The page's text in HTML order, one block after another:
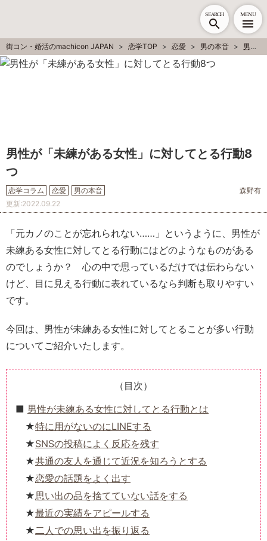
SEARCH MENU
街コン・婚活のmachicon JAPAN 恋学TOP 恋愛 男の本音 男性が「未練がある女性」に対してとる行動8つ
男性が「未練がある女性」に対してとる行動8
つ
恋学コラム 恋愛 男の本音
森野有
更新:2022.09.22
「元カノのことが忘れられない……」というように、男性が
未練ある女性に対してとる行動にはどのようなものがある
のでしょうか？ 心の中で思っているだけでは伝わらない
けど、目に見える行動に表れているなら判断も取りやすい
です。
今回は、男性が未練ある女性に対してとることが多い行動
についてご紹介いたします。
（目次）
男性が未練ある女性に対してとる行動とは
特に用がないのにLINEする
SNSの投稿によく反応を残す
共通の友人を通じて近況を知ろうとする
恋愛の話題をよく出す
思い出の品を捨てていない話をする
最近の実績をアピールする
二人での思い出を振り返る